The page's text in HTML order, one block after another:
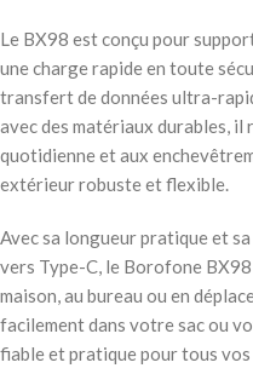
Le BX98 est conçu pour
une charge rapide en toute
transfert de données ultra-
avec des matériaux durables, il
quotidienne et aux
extérieur robuste et flexible.
Avec sa longueur pratique et
vers Type-C, le Borofone
maison, au bureau ou en
facilement dans votre sac ou
fiable et pratique pour tous